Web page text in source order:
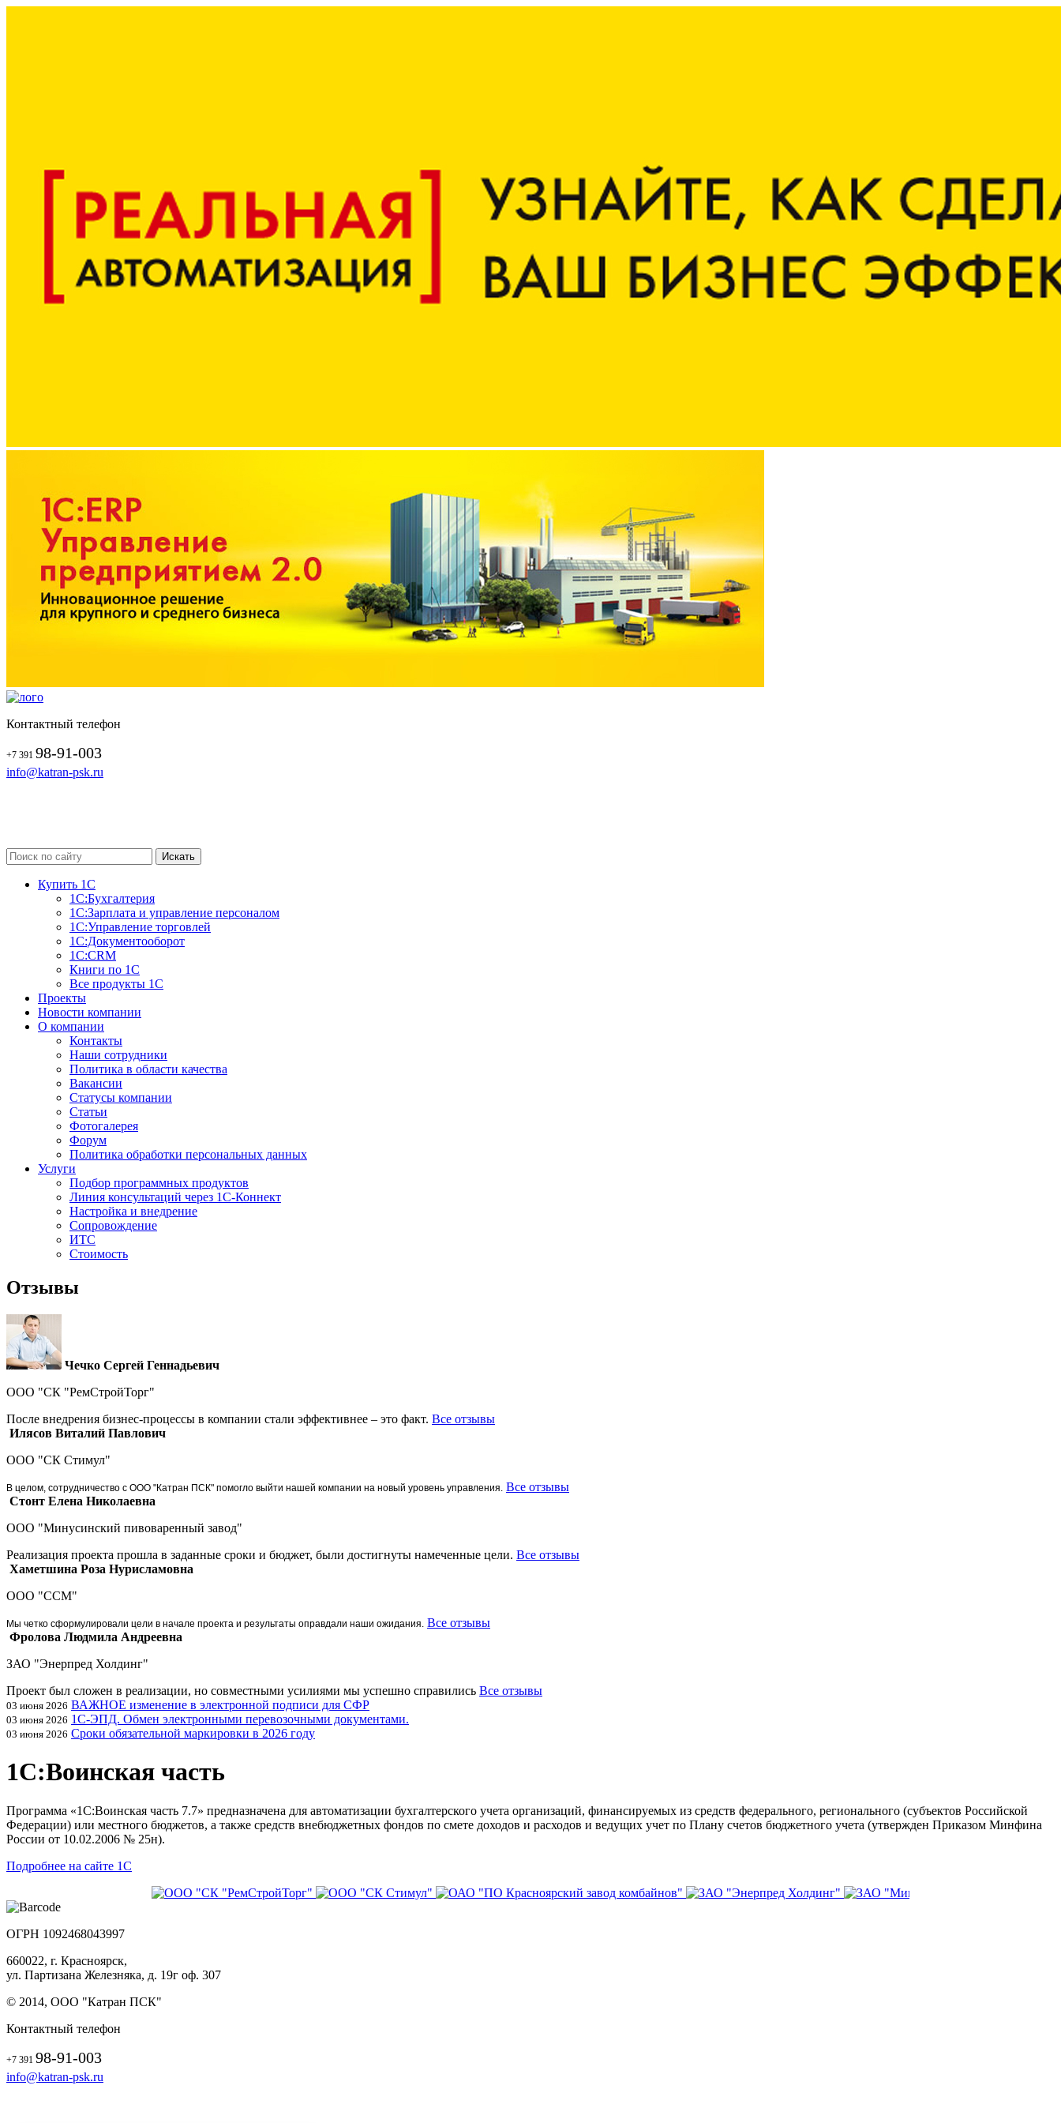
Контактный телефон
+7 391 98-91-003
info@katran-psk.ru
Купить 1С
1С:Бухгалтерия
1С:Зарплата и управление персоналом
1С:Управление торговлей
1С:Документооборот
1С:CRM
Книги по 1С
Все продукты 1С
Проекты
Новости компании
О компании
Контакты
Наши сотрудники
Политика в области качества
Вакансии
Cтатусы компании
Статьи
Фотогалерея
Форум
Политика обработки персональных данных
Услуги
Подбор программных продуктов
Линия консультаций через 1С-Коннект
Настройка и внедрение
Сопровождение
ИТС
Стоимость
Отзывы
Чечко Сергей Геннадьевич
ООО "СК "РемСтройТорг"
После внедрения бизнес-процессы в компании стали эффективнее – это факт. Все отзывы
Илясов Виталий Павлович
ООО "СК Стимул"
В целом, сотрудничество с ООО "Катран ПСК" помогло выйти нашей компании на новый уровень управления. Все отзывы
Стонт Елена Николаевна
ООО "Минусинский пивоваренный завод"
Реализация проекта прошла в заданные сроки и бюджет, были достигнуты намеченные цели. Все отзывы
Хаметшина Роза Нурисламовна
ООО "ССМ"
Мы четко сформулировали цели в начале проекта и результаты оправдали наши ожидания. Все отзывы
Фролова Людмила Андреевна
ЗАО "Энерпред Холдинг"
Проект был сложен в реализации, но совместными усилиями мы успешно справились Все отзывы
03 июня 2026 ВАЖНОЕ изменение в электронной подписи для СФР
03 июня 2026 1С-ЭПД. Обмен электронными перевозочными документами.
03 июня 2026 Сроки обязательной маркировки в 2026 году
1С:Воинская часть
Программа «1С:Воинская часть 7.7» предназначена для автоматизации бухгалтерского учета организаций, финансируемых из средств федерального, регионального (субъектов Российской
Федерации) или местного бюджетов, а также средств внебюджетных фондов по смете доходов и расходов и ведущих учет по Плану счетов бюджетного учета (утвержден Приказом Минфина
России от 10.02.2006 № 25н).
Подробнее на сайте 1С
ОГРН 1092468043997
660022, г. Красноярск,
ул. Партизана Железняка, д. 19г оф. 307
© 2014, ООО "Катран ПСК"
Контактный телефон
+7 391 98-91-003
info@katran-psk.ru